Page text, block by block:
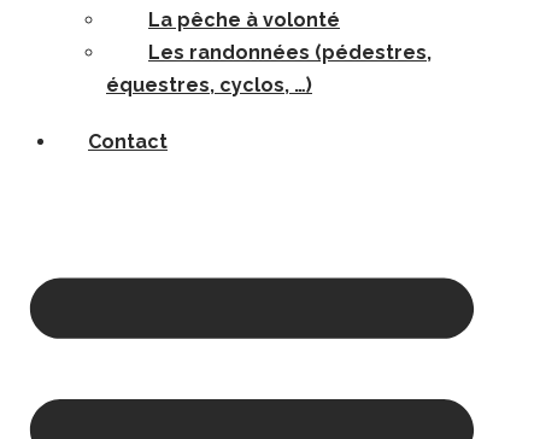
La pêche à volonté
Les randonnées (pédestres,
équestres, cyclos, …)
Contact